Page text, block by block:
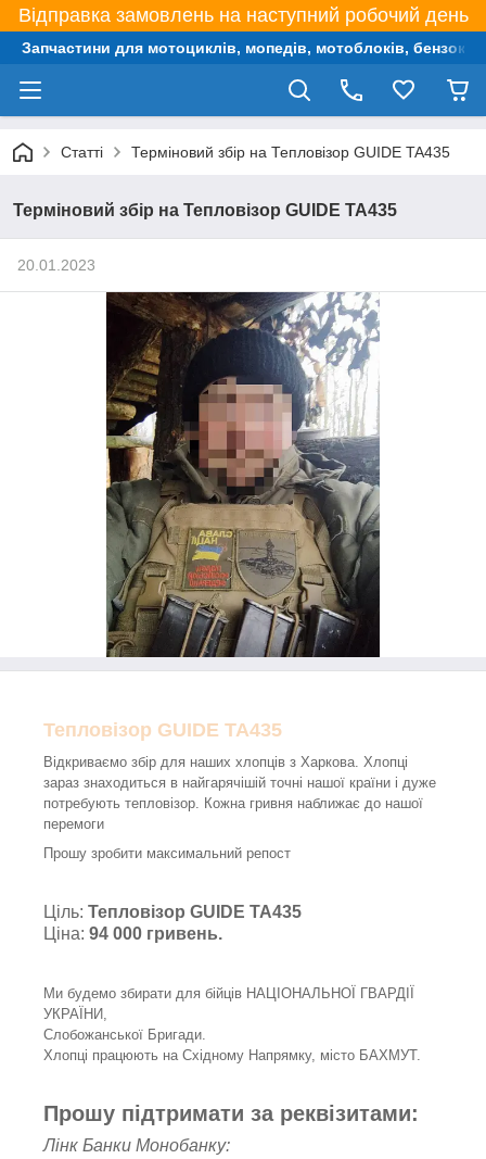
Відправка замовлень на наступний робочий день
Запчастини для мотоциклів, мопедів, мотоблоків,
Статті Терміновий збір на Тепловізор GUIDE TA435
Терміновий збір на Тепловізор GUIDE TA435
20.01.2023
Тепловізор GUIDE TA435
Відкриваємо збір для наших хлопців з Харкова. Хлопці
зараз знаходиться в найгарячішій точні нашої країни і дуже
потребують тепловізор. Кожна гривня наближає до нашої
перемоги
Прошу зробити максимальний репост
Ціль: Тепловізор GUIDE TA435
Ціна: 94 000 гривень.
Ми будемо збирати для бійців НАЦІОНАЛЬНОЇ ГВАРДІЇ
УКРАЇНИ,
Слобожанської Бригади.
Хлопці працюють на Східному Напрямку, місто БАХМУТ.
Прошу підтримати за реквізитами:
Лінк Банки Монобанку: